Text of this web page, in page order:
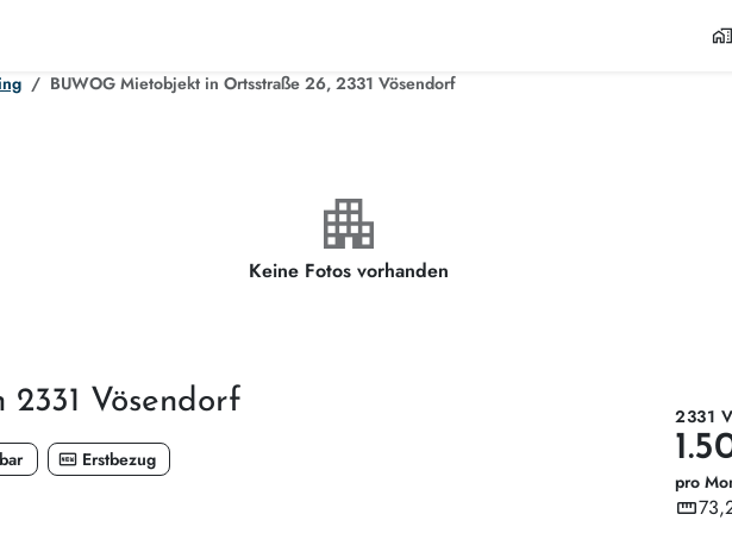
home_work
BUWOG Mietobjekt in Ortsstraße 26, 2331 Vösendorf
apartment
Keine Fotos vorhanden
Vösendorf
fiber_new Erstbezug
2331
pro
straighten